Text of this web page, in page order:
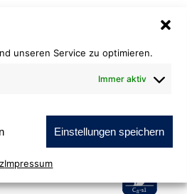
unseren Service zu optimieren.
Immer aktiv
Einstellungen speichern
Impressum
Warenbreite: 50,00 cm
Nutzschicht: 0,55 mm
Brennverhalten: